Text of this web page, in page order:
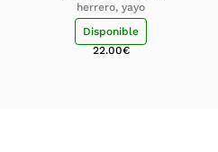
herrero, yayo
Disponible
22.00€